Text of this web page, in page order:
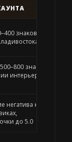
знаков от
знаков +
интерьера,
негатива на vl.ru и
до 5.0